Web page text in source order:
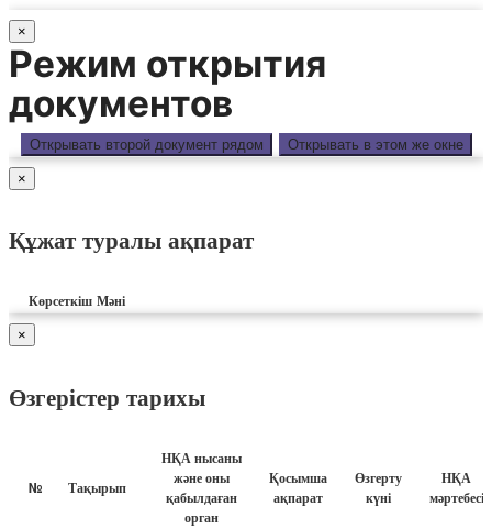
×
Режим открытия
документов
Открывать второй документ рядом Открывать в этом же окне
×
Құжат туралы ақпарат
Көрсеткіш Мәні
×
Өзгерістер тарихы
№ Тақырып
НҚА нысаны
және оны
қабылдаған
орган
Қосымша
ақпарат
Өзгерту
күні
НҚА
мәртебесі